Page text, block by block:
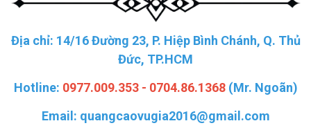
Địa chỉ: 14/16 Đường 23, P. Hiệp Bình Chánh, Q. Thủ
Đức, TP.HCM
Hotline: 0977.009.353 - 0704.86.1368 (Mr. Ngoãn)
Email: quangcaovugia2016@gmail.com